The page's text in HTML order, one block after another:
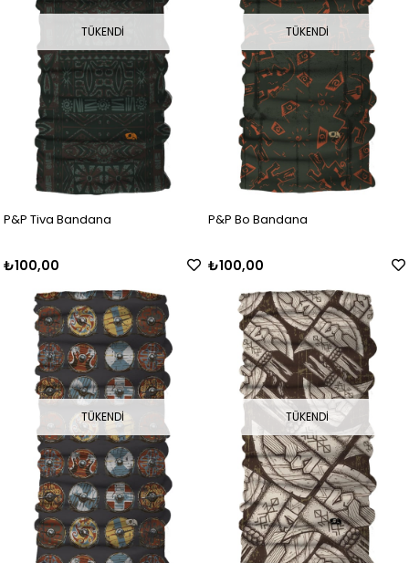
TÜKENDI
P&P Tiva Bandana
₺100,00
TÜKENDI
P&P Bo Bandana
₺100,00
TÜKENDI TÜKENDI